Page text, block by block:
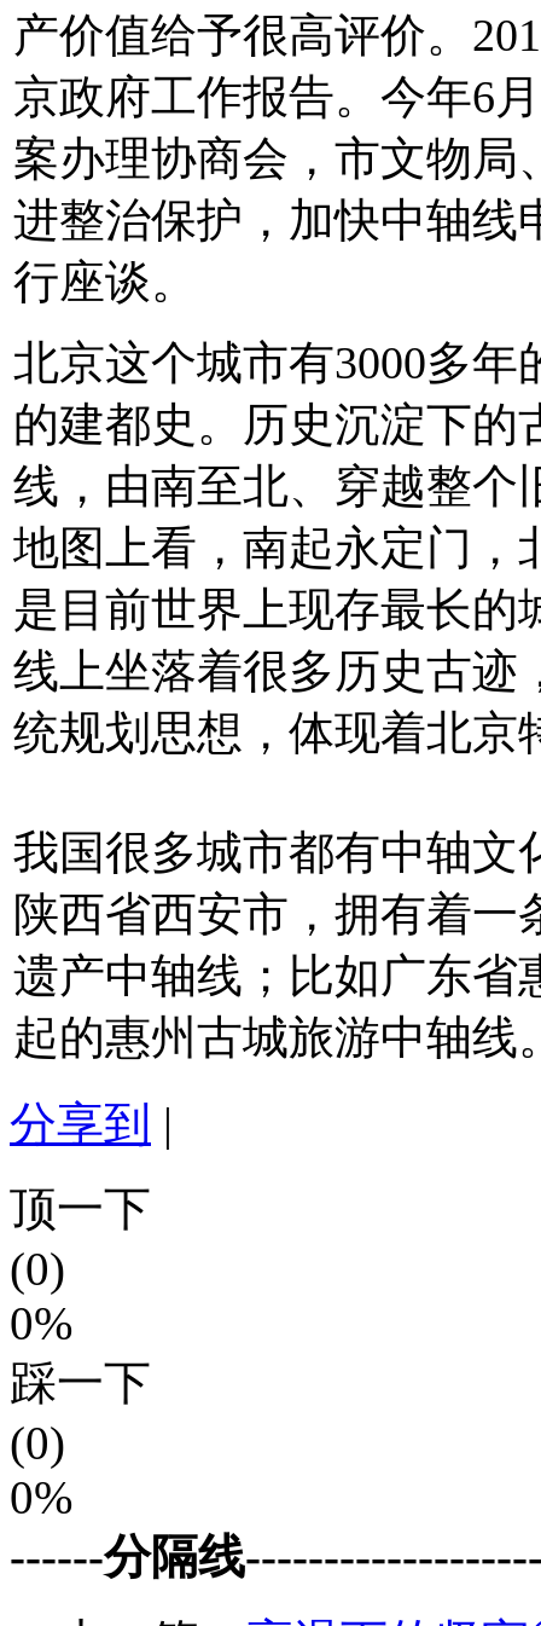
产价值给予很高评价。
京政府工作报告。今年6
案办理协商会，市文物局
进整治保护，加快中轴线
行座谈。
北京这个城市有3000多
的建都史。历史沉淀下的
线，由南至北、穿越整个
地图上看，南起永定门，
是目前世界上现存最长的
线上坐落着很多历史古迹
统规划思想，体现着北京
我国很多城市都有中轴文
陕西省西安市，拥有着
遗产中轴线；比如广东省
起的惠州古城旅游中轴线
分享到 |
顶一下
(0)
0%
踩一下
(0)
0%
------分隔线